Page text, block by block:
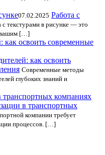
07.02.2025 Работа с
с текстурами в рисунке — это
вашим […]
как освоить
Современные методы
глубоких знаний и
в транспортных
компании требует
процессов. […]